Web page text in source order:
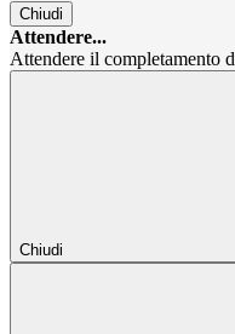
Chiudi
Attendere...
Attendere il completamento
Chiudi